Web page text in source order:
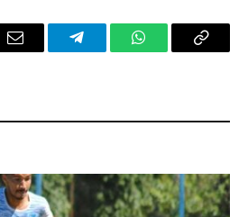
Email TelegramWhatsAppCopy